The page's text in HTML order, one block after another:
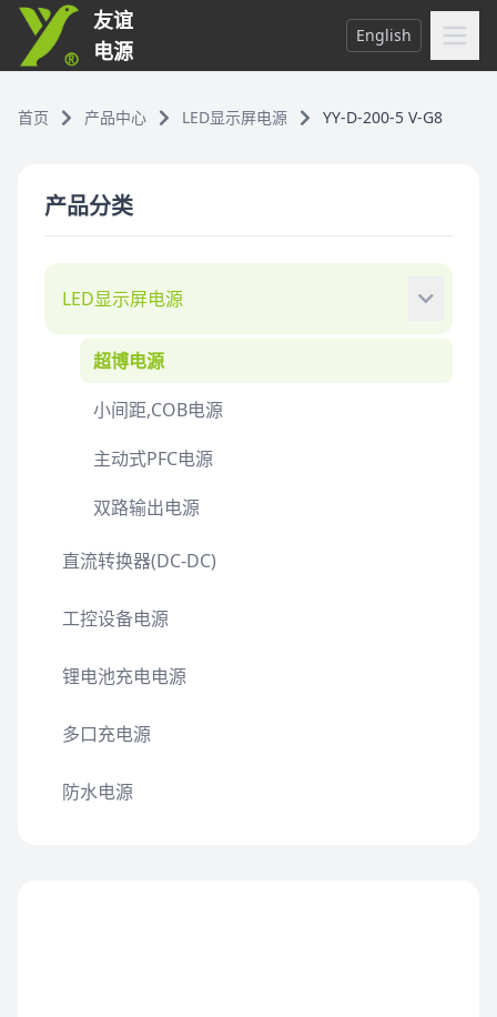
友谊
电源
English
首页 产品中心 LED显示屏电源 YY-D-200-5 V-G8
产品分类
LED显示屏电源
超博电源
小间距,COB电源
主动式PFC电源
双路输出电源
直流转换器(DC-DC)
工控设备电源
锂电池充电电源
多口充电源
防水电源